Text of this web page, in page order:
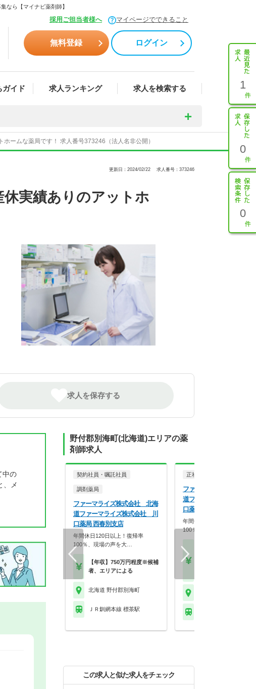
なら【マイナビ薬剤師】
採用ご担当者様へ マイページでできること
無料登録 ログイン
ガイド 求人ランキング 求人を検索する 1
0
0
ームな薬局です！ 求人番号373246（法人名非公開）
更新日：2024/02/22 求人番号：373246
休実績ありのアットホ
求人を保存する
中の
、メ
野付郡別海町(北海道)エリアの薬
剤師求人
契約社員・嘱託社員
調剤薬局
ファーマライズ株式会社 北海
道ファーマライズ株式会社 川
口薬局 西春別支店
年間休日120日以上！復帰率
100％、現場の声を大…
【年収】750万円程度※候補
者、エリアによる
北海道 野付郡別海町
ＪＲ釧網本線 標茶駅
正社員
ファーマライズ株式会社
道ファーマライズ株式会
口薬局 西春別支店
年間休日120日以上！復帰率
100％、現場の声を大…
この求人と似た求人をチェック